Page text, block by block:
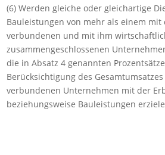
(6) Werden gleiche oder gleichartige
Bauleistungen von mehr als einem
verbundenen und mit ihm
zusammengeschlossenen
die in Absatz 4 genannten
Berücksichtigung des
verbundenen Unternehmen mit der
beziehungsweise Bauleistungen